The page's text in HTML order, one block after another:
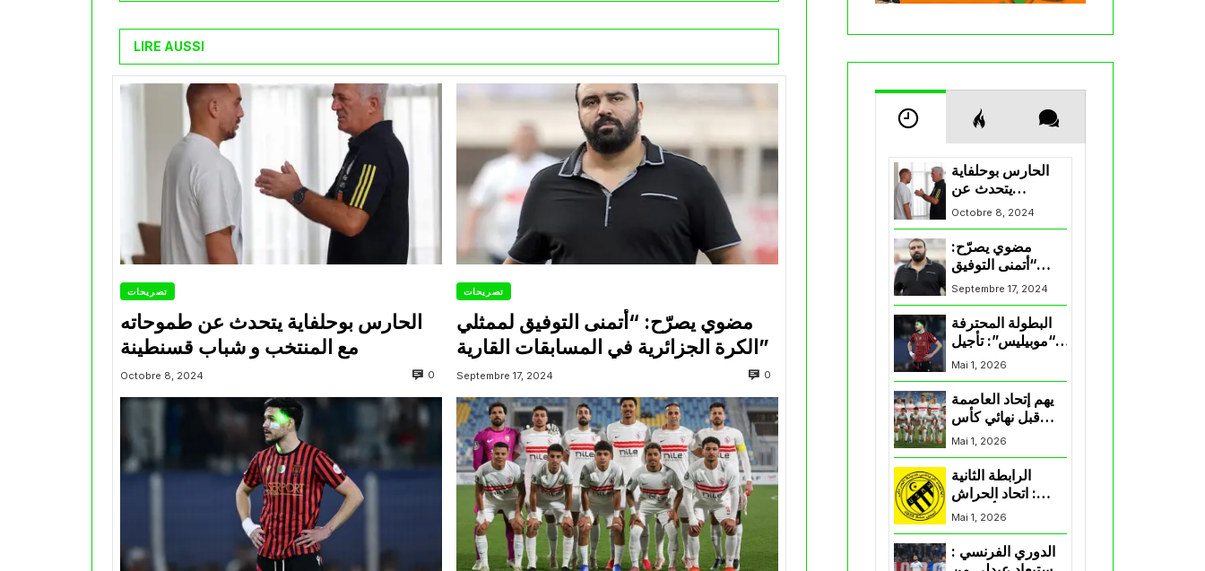
LIRE AUSSI
تصريحات
الحارس بوحلفاية يتحدث عن طموحاته
مع المنتخب و شباب قسنطينة
Octobre 8, 2024 0
تصريحات
مضوي يصرّح: “أتمنى التوفيق لممثلي
الكرة الجزائرية في المسابقات القارية”
Septembre 17, 2024 0
الحارس بوحلفاية
يتحدث عن
طموحاته مع
المنتخب و شباب
قسنطينة
Octobre 8, 2024
مضوي يصرّح:
“أتمنى التوفيق
لممثلي الكرة
الجزائرية في
Septembre 17, 2024
البطولة المحترفة
“موبيليس”: تأجيل
مباراة إتحاد
العاصمة وأتلتيك
بارادو
Mai 1, 2026
يهم إتحاد العاصمة
قبل نهائي كأس
اكاف : الزمالك
يسقط بثلاثية أمام
Mai 1, 2026
الرابطة الثانية
: اتحاد الحراش
يحسم التأهل إلى
“البلاي أوف”
Mai 1, 2026
الدوري الفرنسي :